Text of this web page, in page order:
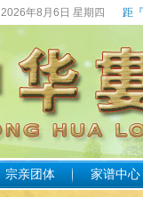
2026年8月6日 星期四 距
宗亲团体 家谱中心